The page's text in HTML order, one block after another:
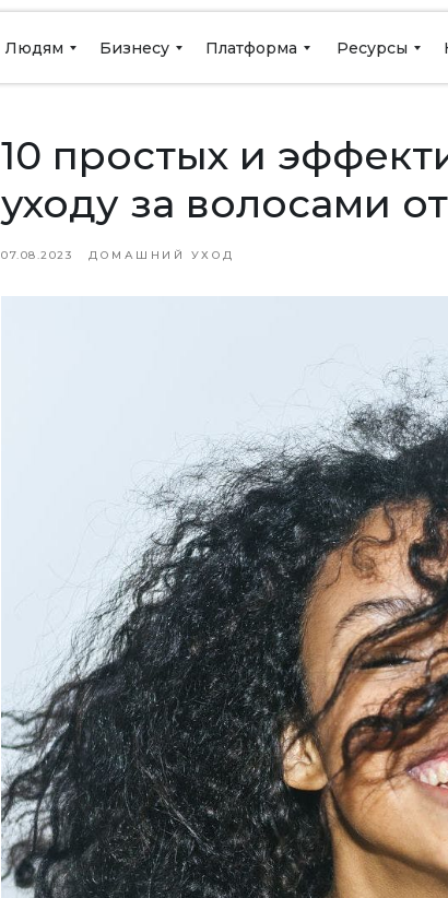
Людям Платформа
Бизнесу Ресурсы
10 простых и
уходу за волосами
07.08.2023 ДОМАШНИЙ УХОД